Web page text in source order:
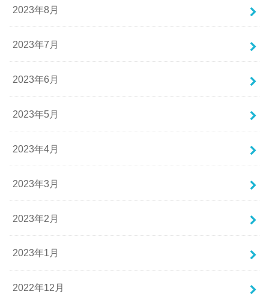
2023年8月
2023年7月
2023年6月
2023年5月
2023年4月
2023年3月
2023年2月
2023年1月
2022年12月